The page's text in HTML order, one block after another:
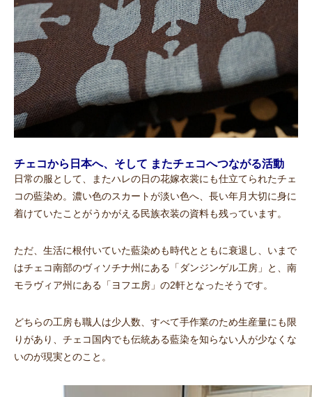
チェコから日本へ、そして またチェコへつながる活動
日常の服として、またハレの日の花嫁衣裳にも仕立てられたチェ
コの藍染め。濃い色のスカートが淡い色へ、長い年月大切に身に
着けていたことがうかがえる民族衣装の資料も残っています。
ただ、生活に根付いていた藍染めも時代とともに衰退し、いまで
はチェコ南部のヴィソチナ州にある「ダンジンゲル工房」と、南
モラヴィア州にある「ヨフエ房」の2軒となったそうです。
どちらの工房も職人は少人数、すべて手作業のため生産量にも限
りがあり、チェコ国内でも伝統ある藍染を知らない人が少なくな
いのが現実とのこと。